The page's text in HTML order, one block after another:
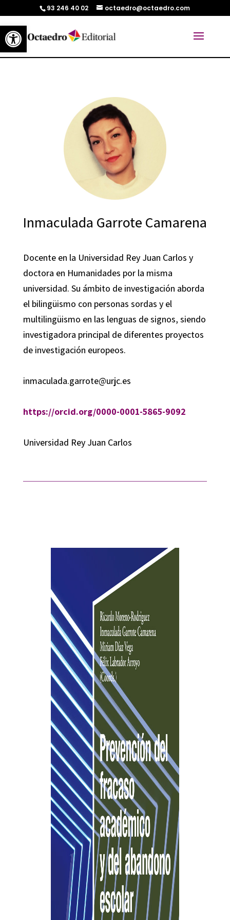
Abrir barra de herramientas
93 246 40 02 octaedro@octaedro.com
Inmaculada Garrote Camarena
Docente en la Universidad Rey Juan Carlos y
doctora en Humanidades por la misma
universidad. Su ámbito de investigación aborda
el bilingüismo con personas sordas y el
multilingüismo en las lenguas de signos, siendo
investigadora principal de diferentes proyectos
de investigación europeos.
inmaculada.garrote@urjc.es
https://orcid.org/0000-0001-5865-9092
Universidad Rey Juan Carlos